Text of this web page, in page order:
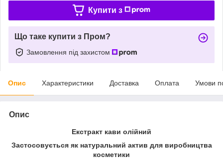
Купити з
Що таке купити з Пром?
Замовлення під захистом
Опис Характеристики Доставка Оплата Умови
Опис
Екстракт кави олійний
Застосовується як натуральний актив для виробництва
косметики